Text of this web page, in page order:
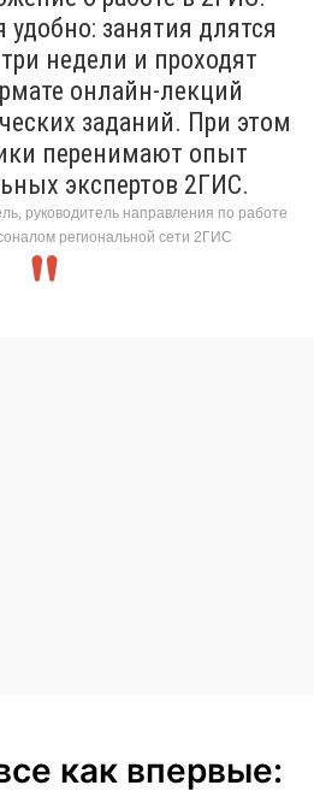
удобно: занятия длятся
три недели и проходят
онлайн-лекций
заданий. При этом
перенимают опыт
экспертов 2ГИС.
руководитель направления по работе
региональной сети 2ГИС
как впервые: